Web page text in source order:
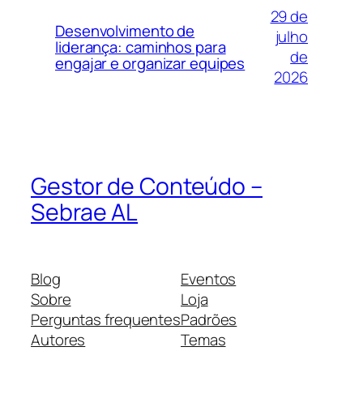
Desenvolvimento de
liderança: caminhos para
engajar e organizar equipes
29 de
julho
de
2026
Gestor de Conteúdo –
Sebrae AL
Blog
Sobre
Perguntas frequentes
Autores
Eventos
Loja
Padrões
Temas